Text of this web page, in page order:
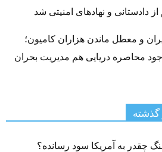
دادستانی و نهادهای امنیتی شد
و معطل ماندن هزاران کامیون؛
محاصره دریایی هم مدیریت بحران
چقدر به آمریکا سود رسانده؟